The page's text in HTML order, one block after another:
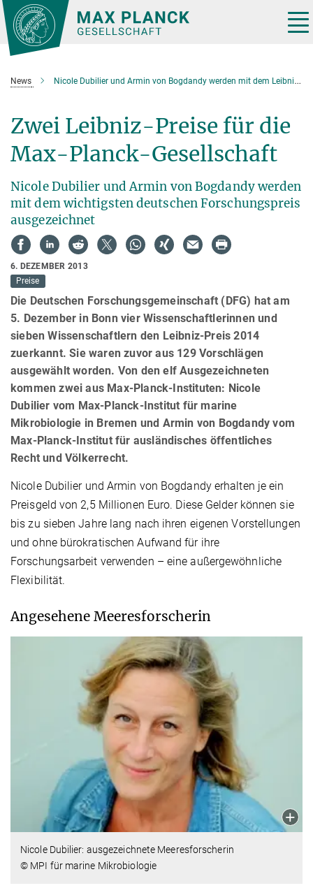
Hauptinhalt
News Nicole Dubilier und Armin von Bogdandy werden mit dem Leibniz-Preis 2014 ausgezeichnet
Zwei Leibniz-Preise für die
Max-Planck-Gesellschaft
Nicole Dubilier und Armin von Bogdandy werden
mit dem wichtigsten deutschen Forschungspreis
ausgezeichnet
6. DEZEMBER 2013
Preise
Die Deutschen Forschungsgemeinschaft (DFG) hat am
5. Dezember in Bonn vier Wissenschaftlerinnen und
sieben Wissenschaftlern den Leibniz-Preis 2014
zuerkannt. Sie waren zuvor aus 129 Vorschlägen
ausgewählt worden. Von den elf Ausgezeichneten
kommen zwei aus Max-Planck-Instituten: Nicole
Dubilier vom Max-Planck-Institut für marine
Mikrobiologie in Bremen und Armin von Bogdandy vom
Max-Planck-Institut für ausländisches öffentliches
Recht und Völkerrecht.
Nicole Dubilier und Armin von Bogdandy erhalten je ein
Preisgeld von 2,5 Millionen Euro. Diese Gelder können sie
bis zu sieben Jahre lang nach ihren eigenen Vorstellungen
und ohne bürokratischen Aufwand für ihre
Forschungsarbeit verwenden – eine außergewöhnliche
Flexibilität.
Angesehene Meeresforscherin
Nicole Dubilier: ausgezeichnete Meeresforscherin
© MPI für marine Mikrobiologie